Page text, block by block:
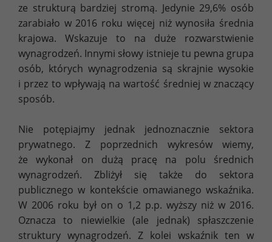
ze strukturą bardziej stromą. Jedynie 29,6% osób
zarabiało w 2016 roku więcej niż wynosiła średnia
krajowa. Wskazuje to na duże rozwarstwienie
wynagrodzeń. Innymi słowy istnieje tu pewna grupa
osób, których wynagrodzenia są skrajnie wysokie
i przez to wpływają na wartość średniej w znaczący
sposób.
Nie potępiajmy jednak jednoznacznie sektora
prywatnego. Z poprzednich wykresów wiemy,
że wykonał on dużą pracę na polu średnich
wynagrodzeń. Zbliżył się także do sektora
publicznego w kontekście omawianego wskaźnika.
W 2006 roku był on o 1,2 p.p. wyższy niż w 2016.
Oznacza to niewielkie (ale jednak) spłaszczenie
struktury wynagrodzeń. Z kolei wskaźnik ten w